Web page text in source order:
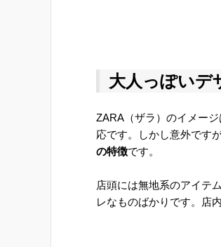
大人っぽいデ
ZARA（ザラ）のイメー
応です。しかし意外です
の特徴です。
店頭には無地系のアイテ
レなものばかりです。店